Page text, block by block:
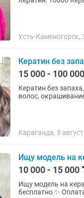
Усть-Каменогорск,
Кератин без
15 000 - 100
Кератин без
волос,
Караганда, 3
Ищу модель на
10 000 - 15 000
Ищу модель на
бесплатно ✨